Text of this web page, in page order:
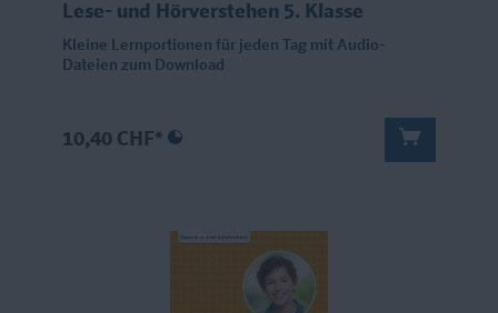
Lese- und Hörverstehen 5. Klasse
Kleine Lernportionen für jeden Tag mit Audio-
Dateien zum Download
10,40 CHF*